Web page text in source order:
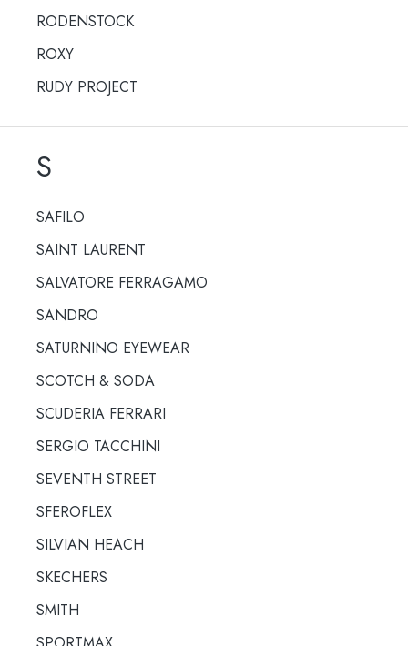
RODENSTOCK
ROXY
RUDY PROJECT
S
SAFILO
SAINT LAURENT
SALVATORE FERRAGAMO
SANDRO
SATURNINO EYEWEAR
SCOTCH & SODA
SCUDERIA FERRARI
SERGIO TACCHINI
SEVENTH STREET
SFEROFLEX
SILVIAN HEACH
SKECHERS
SMITH